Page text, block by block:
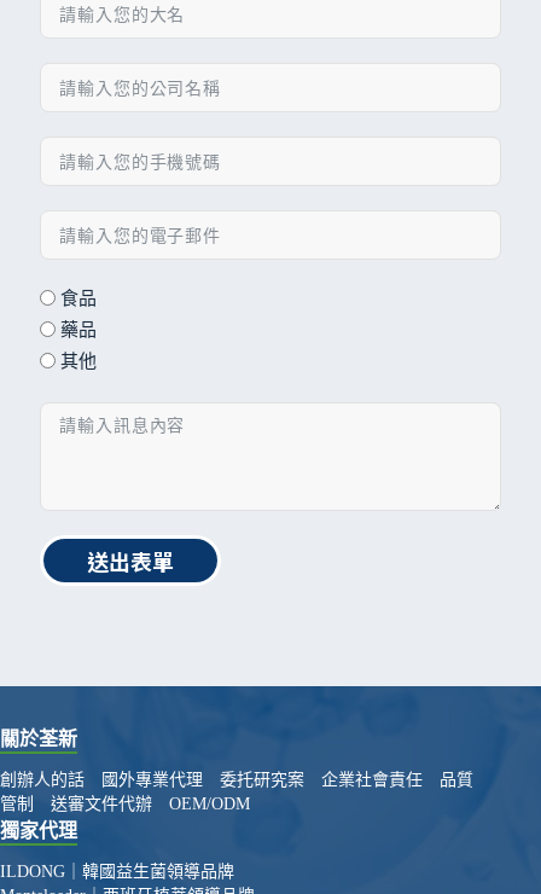
食品
藥品
其他
送出表單
關於荃新
創辦人的話 國外專業代理 委托研究案 企業社會責任
品質
管制
送審文件代辦 OEM/ODM
獨家代理
ILDONG｜韓國益生菌領導品牌